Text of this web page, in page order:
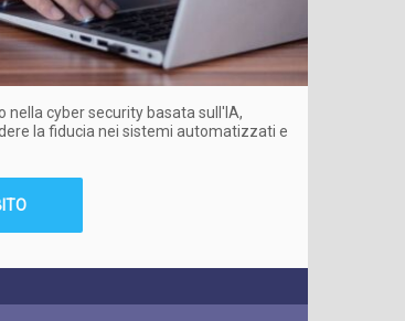
cyber security basata sull'IA,
la fiducia nei sistemi automatizzati e